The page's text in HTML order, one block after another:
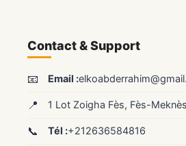
Contact & Support
📧 Email :
📍 1 Lot Zoigha Fès, Fès-
📞 Tél :+212636584816